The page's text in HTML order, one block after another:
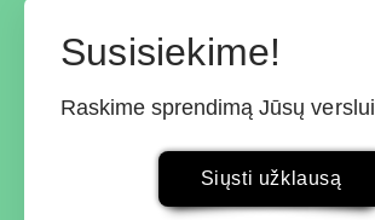
Susisiekime!
Raskime sprendimą Jūsų verslui
Siųsti užklausą